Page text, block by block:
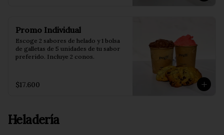
Promo Individual
Escoge 2 sabores de helado y 1 bolsa
de galletas de 5 unidades de tu sabor
preferido. Incluye 2 conos.
$17.600
Heladería